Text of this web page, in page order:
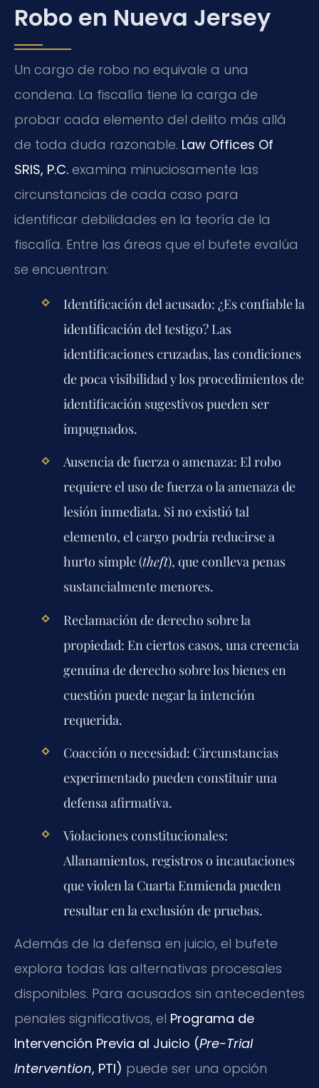
Robo en Nueva Jersey
Un cargo de robo no equivale a una
condena. La fiscalía tiene la carga de
probar cada elemento del delito más allá
de toda duda razonable. Law Offices Of
SRIS, P.C. examina minuciosamente las
circunstancias de cada caso para
identificar debilidades en la teoría de la
fiscalía. Entre las áreas que el bufete evalúa
se encuentran:
Identificación del acusado: ¿Es confiable la
identificación del testigo? Las
identificaciones cruzadas, las condiciones
de poca visibilidad y los procedimientos de
identificación sugestivos pueden ser
impugnados.
Ausencia de fuerza o amenaza: El robo
requiere el uso de fuerza o la amenaza de
lesión inmediata. Si no existió tal
elemento, el cargo podría reducirse a
hurto simple (theft), que conlleva penas
sustancialmente menores.
Reclamación de derecho sobre la
propiedad: En ciertos casos, una creencia
genuina de derecho sobre los bienes en
cuestión puede negar la intención
requerida.
Coacción o necesidad: Circunstancias
experimentado pueden constituir una
defensa afirmativa.
Violaciones constitucionales:
Allanamientos, registros o incautaciones
que violen la Cuarta Enmienda pueden
resultar en la exclusión de pruebas.
Además de la defensa en juicio, el bufete
explora todas las alternativas procesales
disponibles. Para acusados sin antecedentes
penales significativos, el Programa de
Intervención Previa al Juicio (Pre-Trial
Intervention, PTI) puede ser una opción